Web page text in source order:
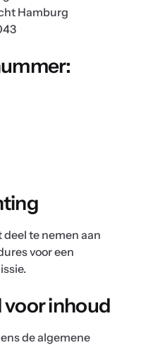
Hamburg
te nemen aan
voor een
inhoud
de algemene